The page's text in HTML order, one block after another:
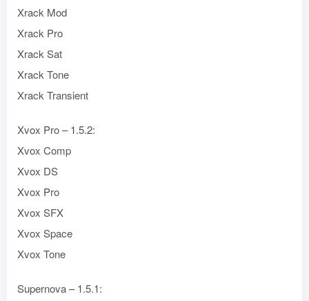
Xrack Mod
Xrack Pro
Xrack Sat
Xrack Tone
Xrack Transient
Xvox Pro – 1.5.2:
Xvox Comp
Xvox DS
Xvox Pro
Xvox SFX
Xvox Space
Xvox Tone
Supernova – 1.5.1: